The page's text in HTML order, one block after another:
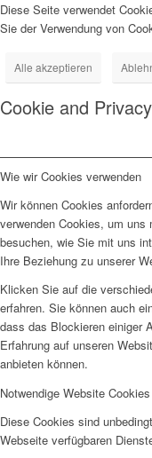
Diese Seite verwendet
Sie der Verwendung von
Alle akzeptieren
Cookie and
Wie wir Cookies verwenden
Wir können Cookies
verwenden Cookies, um
besuchen, wie Sie mit uns
Ihre Beziehung zu unserer
Klicken Sie auf die
erfahren. Sie können auch
dass das Blockieren einiger
Erfahrung auf unseren
anbieten können.
Notwendige Website Cookies
Diese Cookies sind
Webseite verfügbaren